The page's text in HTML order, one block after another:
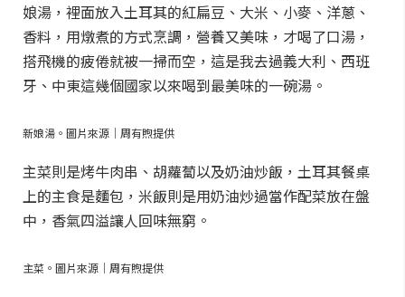
娘湯，裡面放入土耳其的紅扁豆、大米、小麥、洋蔥、
香料，用燉煮的方式烹調，營養又美味，才喝了口湯，
搭飛機的疲倦就被一掃而空，這是我去過義大利、西班
牙、中東這幾個國家以來喝到最美味的一碗湯。
新娘湯。圖片來源｜周有煦提供
主菜則是烤牛肉串、胡蘿蔔以及奶油炒飯，土耳其餐桌
上的主食是麵包，米飯則是用奶油炒過當作配菜放在盤
中，香氣四溢讓人回味無窮。
主菜。圖片來源｜周有煦提供